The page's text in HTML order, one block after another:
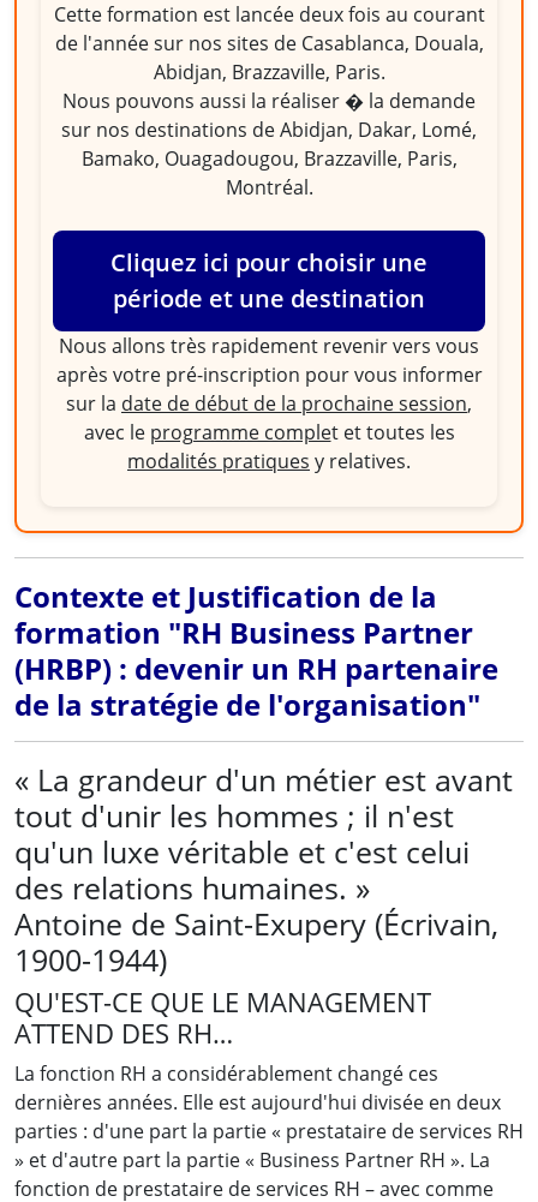
Cette formation est lancée deux fois au courant
de l'année sur nos sites de Casablanca, Douala,
Abidjan, Brazzaville, Paris.
Nous pouvons aussi la réaliser � la demande
sur nos destinations de Abidjan, Dakar, Lomé,
Bamako, Ouagadougou, Brazzaville, Paris,
Montréal.
Cliquez ici pour choisir une
période et une destination
Nous allons très rapidement revenir vers vous
après votre pré-inscription pour vous informer
sur la date de début de la prochaine session,
avec le programme complet et toutes les
modalités pratiques y relatives.
Contexte et Justification de la
formation "RH Business Partner
(HRBP) : devenir un RH partenaire
de la stratégie de l'organisation"
« La grandeur d'un métier est avant
tout d'unir les hommes ; il n'est
qu'un luxe véritable et c'est celui
des relations humaines. »
Antoine de Saint-Exupery (Écrivain,
1900-1944)
QU'EST-CE QUE LE MANAGEMENT
ATTEND DES RH…
La fonction RH a considérablement changé ces
dernières années. Elle est aujourd'hui divisée en deux
parties : d'une part la partie « prestataire de services RH
» et d'autre part la partie « Business Partner RH ». La
fonction de prestataire de services RH – avec comme